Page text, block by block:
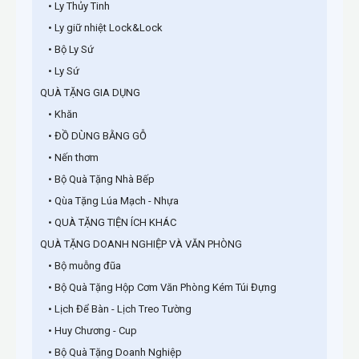
• Ly Thủy Tinh
• Ly giữ nhiệt Lock&Lock
• Bộ Ly Sứ
• Ly Sứ
QUÀ TẶNG GIA DỤNG
• Khăn
• ĐỒ DÙNG BẰNG GỖ
• Nến thơm
• Bộ Quà Tặng Nhà Bếp
• Qùa Tặng Lúa Mạch - Nhựa
• QUÀ TẶNG TIỆN ÍCH KHÁC
QUÀ TẶNG DOANH NGHIỆP VÀ VĂN PHÒNG
• Bộ muỗng đũa
• Bộ Quà Tặng Hộp Cơm Văn Phòng Kém Túi Đựng
• Lịch Để Bàn - Lịch Treo Tường
• Huy Chương - Cup
• Bộ Quà Tặng Doanh Nghiệp